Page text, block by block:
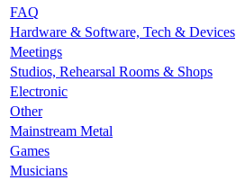
FAQ
Hardware & Software, Tech & Devices
Meetings
Studios, Rehearsal Rooms & Shops
Electronic
Other
Mainstream Metal
Games
Musicians